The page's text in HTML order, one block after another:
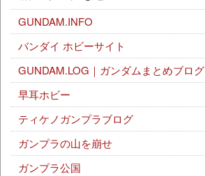
GUNDAM.INFO
バンダイ ホビーサイト
GUNDAM.LOG｜ガンダムまとめブログ
早耳ホビー
ティケノガンプラブログ
ガンプラの山を崩せ
ガンプラ公国